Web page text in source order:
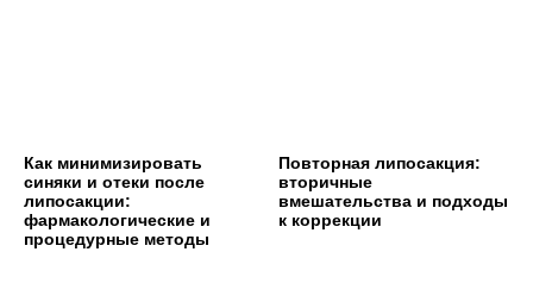
Как минимизировать
синяки и отеки после
липосакции:
фармакологические и
процедурные методы
Повторная липосакция:
вторичные
вмешательства и подходы
к коррекции